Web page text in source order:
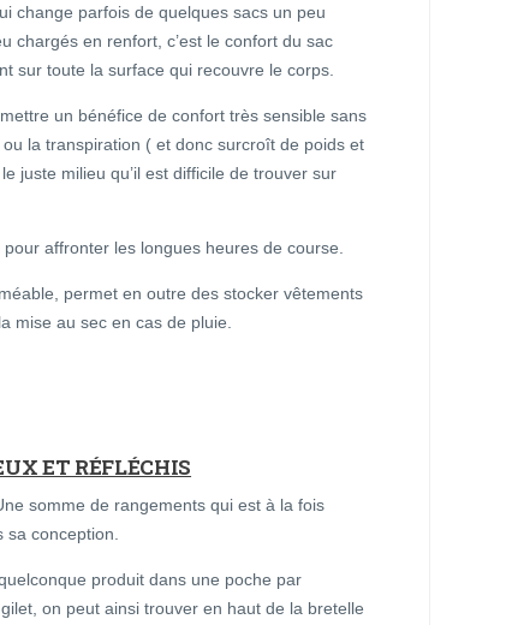
change parfois de quelques sacs un peu
chargés en renfort, c’est le confort du sac
sur toute la surface qui recouvre le corps.
un bénéfice de confort très sensible sans
ou la transpiration ( et donc surcroît de poids et
juste milieu qu’il est difficile de trouver sur
affronter les longues heures de course.
permet en outre des stocker vêtements
mise au sec en cas de pluie.
ET RÉFLÉCHIS
somme de rangements qui est à la fois
conception.
produit dans une poche par
on peut ainsi trouver en haut de la bretelle